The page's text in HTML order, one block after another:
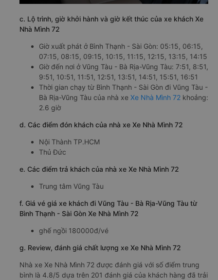
c. Lộ trình, giờ khởi hành và giờ kết thúc của xe khách Xe
Nhà Mình 72
Giờ xuất phát ở Bình Thạnh - Sài Gòn: 05:15, 06:15,
07:15, 08:15, 09:15, 10:15, 11:15, 12:15, 13:15, 14:15
Giờ đến nơi ở Vũng Tàu - Bà Rịa-Vũng Tàu: 7:51, 8:51,
9:51, 10:51, 11:51, 12:51, 13:51, 14:51, 15:51, 16:51
Thời gian chạy từ Bình Thạnh - Sài Gòn đi Vũng Tàu -
Bà Rịa-Vũng Tàu của nhà xe Xe Nhà Mình 72 khoảng:
2.6 giờ
d. Các điểm đón khách của nhà xe Xe Nhà Mình 72
Nội Thành TP.HCM
Thủ Đức
e. Các điểm trả khách của nhà xe Xe Nhà Mình 72
Trung tâm Vũng Tàu
f. Giá vé giá xe khách đi Vũng Tàu - Bà Rịa-Vũng Tàu từ
Bình Thạnh - Sài Gòn Xe Nhà Mình 72
ghế ngồi 180000đ/vé
g. Review, đánh giá chất lượng xe Xe Nhà Mình 72
Nhà xe Xe Nhà Mình 72 được đánh giá với số điểm trung
bình là 4.8/5 dựa trên 201 đánh giá của khách hàng đã trải